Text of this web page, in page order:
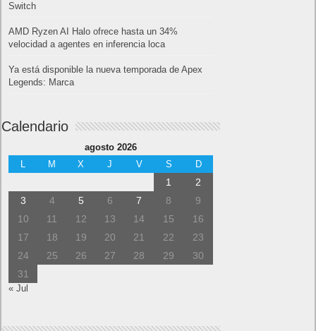
Switch
AMD Ryzen AI Halo ofrece hasta un 34%
velocidad a agentes en inferencia loca
Ya está disponible la nueva temporada de Apex
Legends: Marca
Calendario
agosto 2026
L
M X J V S D
1
2
3
4 5 6 7 8
9
10
11 12 13 14 15
16
17
18 19 20 21 22
23
24
25 26 27 28 29
30
31
« Jul